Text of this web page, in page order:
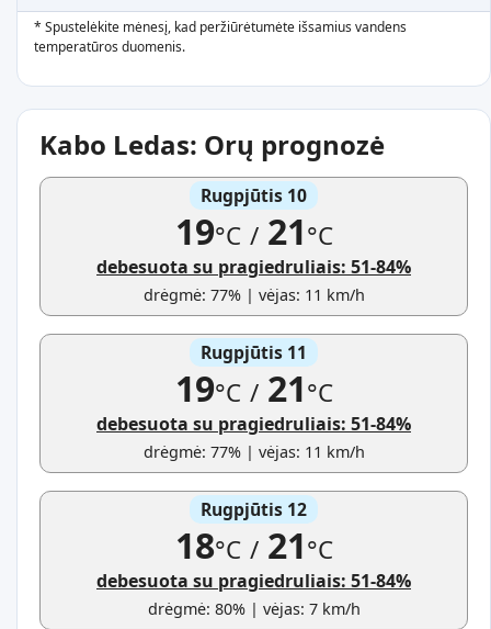
* Spustelėkite mėnesį, kad peržiūrėtumėte išsamius vandens
temperatūros duomenis.
Kabo Ledas: Orų prognozė
Rugpjūtis 10
19°C /21°C
debesuota su pragiedruliais: 51-84%
drėgmė: 77% | vėjas: 11 km/h
Rugpjūtis 11
19°C /21°C
debesuota su pragiedruliais: 51-84%
drėgmė: 77% | vėjas: 11 km/h
Rugpjūtis 12
18°C /21°C
debesuota su pragiedruliais: 51-84%
drėgmė: 80% | vėjas: 7 km/h